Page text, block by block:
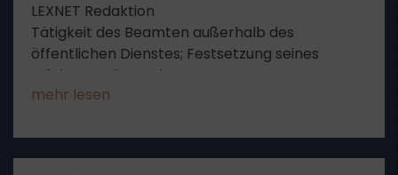
LEXNET Redaktion
Tätigkeit des Beamten außerhalb des
öffentlichen Dienstes; Festsetzung seines
Erfahrungsdienstalters
mehr lesen